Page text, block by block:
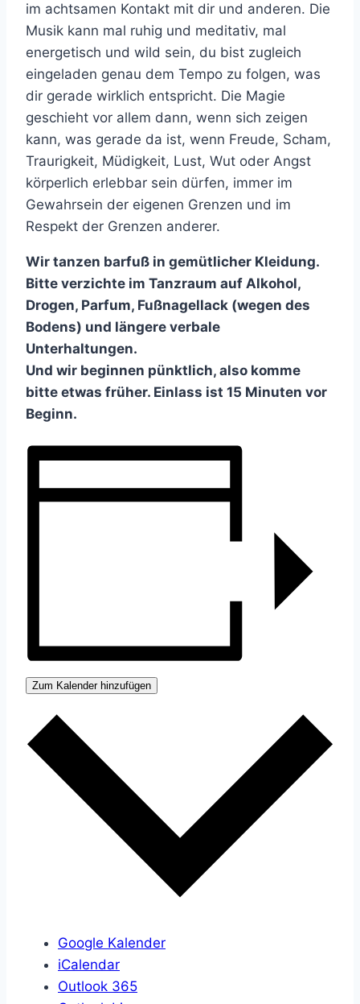
im achtsamen Kontakt mit dir und anderen. Die
Musik kann mal ruhig und meditativ, mal
energetisch und wild sein, du bist zugleich
eingeladen genau dem Tempo zu folgen, was
dir gerade wirklich entspricht. Die Magie
geschieht vor allem dann, wenn sich zeigen
kann, was gerade da ist, wenn Freude, Scham,
Traurigkeit, Müdigkeit, Lust, Wut oder Angst
körperlich erlebbar sein dürfen, immer im
Gewahrsein der eigenen Grenzen und im
Respekt der Grenzen anderer.
Wir tanzen barfuß in gemütlicher Kleidung.
Bitte verzichte im Tanzraum auf Alkohol,
Drogen, Parfum, Fußnagellack (wegen des
Bodens) und längere verbale
Unterhaltungen.
Und wir beginnen pünktlich, also komme
bitte etwas früher. Einlass ist 15 Minuten vor
Beginn.
Zum Kalender hinzufügen
Google Kalender
iCalendar
Outlook 365